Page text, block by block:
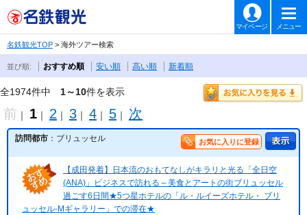
マイページ メニュー
名鉄観光TOP > 海外ツアー検索
並び順: おすすめ順 安い順 高い順 新着順
全1974件中 1～10件を表示
前 ｜ 1 ｜ 2 ｜ 3 ｜ 4 ｜ 5 ｜ 次
訪問都市 ：ブリュッセル お気に入りに登録
【成田発着】日本流のおもてなしがキラリと光る「全日空
(ANA)」ビジネスで訪れる～美食とアートの街ブリュッセル
過ごす6日間★5つ星ホテルの「ル・ルイーズホテル・ ブリ
ュッセル-Mギャラリー」での滞在★